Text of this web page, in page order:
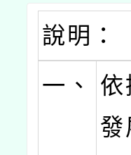
說明：
一、
依